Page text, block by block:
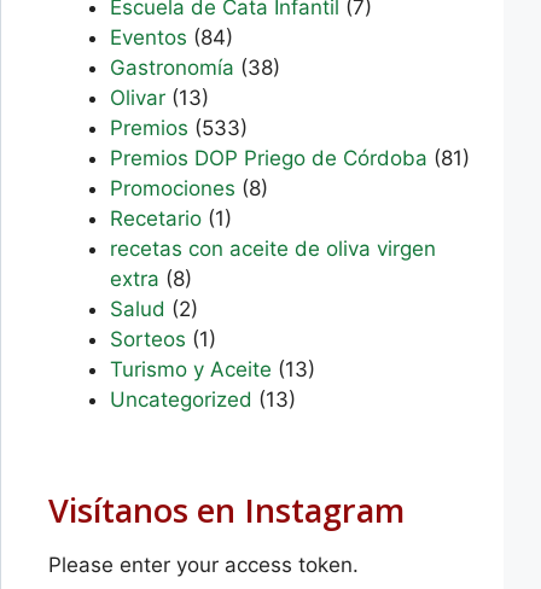
Escuela de Cata Infantil (7)
Eventos (84)
Gastronomía (38)
Olivar (13)
Premios (533)
Premios DOP Priego de Córdoba (81)
Promociones (8)
Recetario (1)
recetas con aceite de oliva virgen
extra (8)
Salud (2)
Sorteos (1)
Turismo y Aceite (13)
Uncategorized (13)
Visítanos en Instagram
Please enter your access token.